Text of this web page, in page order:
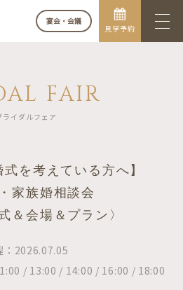
宴会・会議
見学予約
FAIR
ライダルフェア
式を考えている方へ】
家族婚相談会
＆会場＆プラン〉
：2026.07.05
/ 13:00 / 14:00 / 16:00 / 18:00